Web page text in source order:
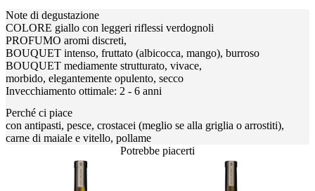
Note di degustazione
COLORE giallo con leggeri riflessi verdognoli
PROFUMO aromi discreti,
BOUQUET intenso, fruttato (albicocca, mango), burroso
BOUQUET mediamente strutturato, vivace,
morbido, elegantemente opulento, secco
Invecchiamento ottimale: 2 - 6 anni
Perché ci piace
con antipasti, pesce, crostacei (meglio se alla griglia o arrostiti),
carne di maiale e vitello, pollame
Potrebbe piacerti